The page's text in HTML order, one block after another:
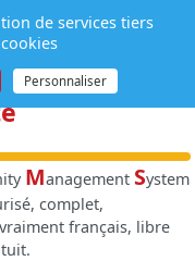
de
Management System
complet,
français, libre
de services tiers
Personnaliser